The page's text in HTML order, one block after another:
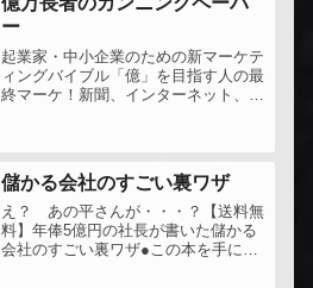
ー
起業家・中小企業のための新マーケテ
ィングバイブル「億」を目指す人の最
終マーケ！新聞、インターネット、書
ォッチしている平さんの弟子の本とい
うこ...
儲かる会社のすごい裏ワザ
え？ あの平さんが・・・？【送料無
料】年俸5億円の社長が書いた儲かる
会社のすごい裏ワザ●この本を手にし